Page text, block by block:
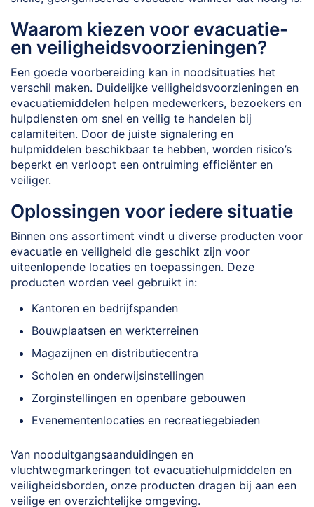
Waarom kiezen voor evacuatie-
en veiligheidsvoorzieningen?
Een goede voorbereiding kan in noodsituaties het
verschil maken. Duidelijke veiligheidsvoorzieningen en
evacuatiemiddelen helpen medewerkers, bezoekers en
hulpdiensten om snel en veilig te handelen bij
calamiteiten. Door de juiste signalering en
hulpmiddelen beschikbaar te hebben, worden risico’s
beperkt en verloopt een ontruiming efficiënter en
veiliger.
Oplossingen voor iedere situatie
Binnen ons assortiment vindt u diverse producten voor
evacuatie en veiligheid die geschikt zijn voor
uiteenlopende locaties en toepassingen. Deze
producten worden veel gebruikt in:
Kantoren en bedrijfspanden
Bouwplaatsen en werkterreinen
Magazijnen en distributiecentra
Scholen en onderwijsinstellingen
Zorginstellingen en openbare gebouwen
Evenementenlocaties en recreatiegebieden
Van nooduitgangsaanduidingen en
vluchtwegmarkeringen tot evacuatiehulpmiddelen en
veiligheidsborden, onze producten dragen bij aan een
veilige en overzichtelijke omgeving.